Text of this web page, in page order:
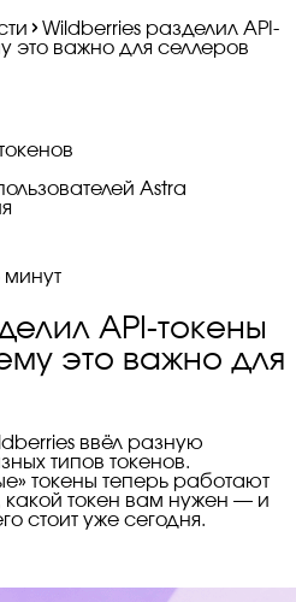
Wildberries разделил API-
это важно для селлеров
Astra
минут
API-токены
это важно для
ввёл разную
типов токенов.
токены теперь работают
токен вам нужен — и
стоит уже сегодня.